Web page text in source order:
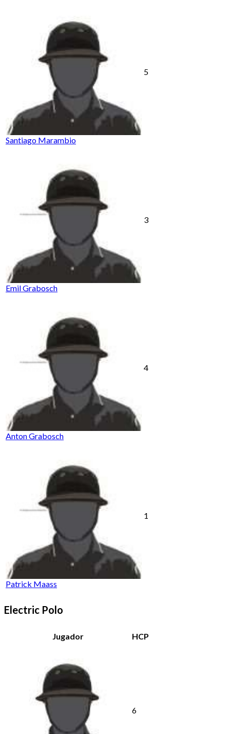
Santiago Marambio
5
Emil Grabosch
3
Anton Grabosch
4
Patrick Maass
1
Electric Polo
Jugador HCP
6